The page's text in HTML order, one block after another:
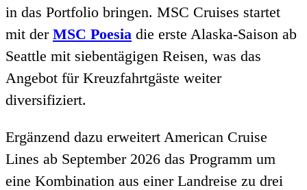
in das Portfolio bringen. MSC Cruises startet
mit der MSC Poesia die erste Alaska-Saison ab
Seattle mit siebentägigen Reisen, was das
Angebot für Kreuzfahrtgäste weiter
diversifiziert.
Ergänzend dazu erweitert American Cruise
Lines ab September 2026 das Programm um
eine Kombination aus einer Landreise zu drei